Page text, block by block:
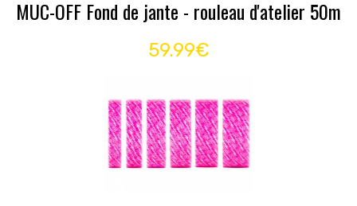
MUC-OFF Fond de jante - rouleau d'atelier 50m
59.99€